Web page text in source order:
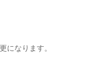
になります。